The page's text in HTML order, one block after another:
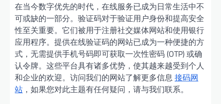
在当今数字优先的时代，在线服务已成为日常生活中不
可或缺的一部分。验证码对于验证用户身份和提高安全
性至关重要。它们被用于注册社交媒体网站和使用银行
应用程序。提供在线验证码的网站已成为一种便捷的方
式，无需提供手机号码即可获取一次性密码 (OTP) 或确
认令牌。这些平台具有诸多优势，使其越来越受到个人
和企业的欢迎。访问我们的网站了解更多信息接码网
站 ，如果您对此主题有任何疑问，请与我们联系。